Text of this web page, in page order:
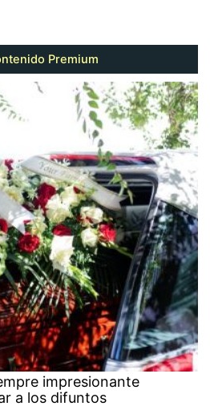
Premium
impresionante
a los difuntos